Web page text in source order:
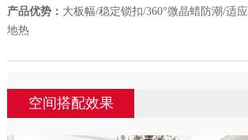
产品优势： 大板幅/稳定锁扣/360°微晶蜡防潮/适应
地热
空间搭配效果